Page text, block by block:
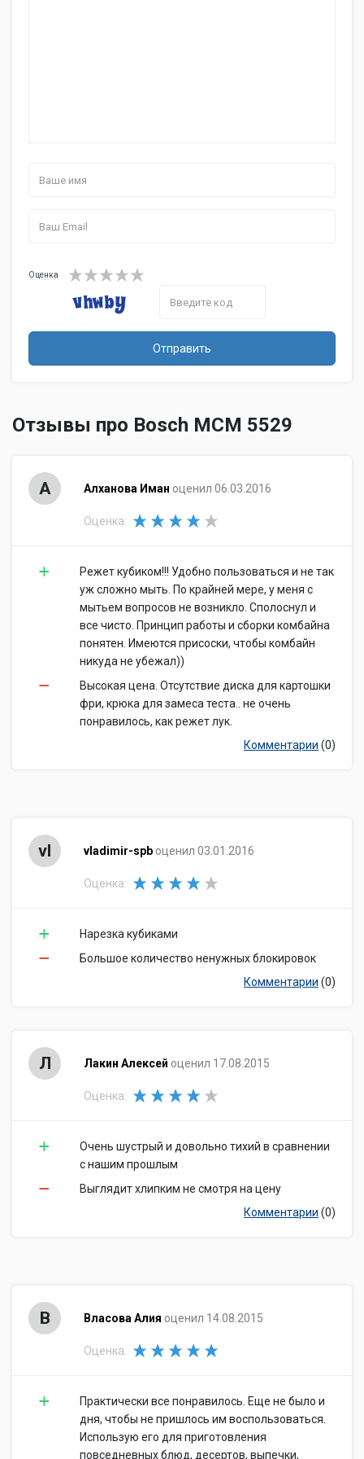
Оценка
Отправить
Отзывы про Bosch MCM 5529
А Алханова Иман оценил 06.03.2016
Оценка:
Режет кубиком!!! Удобно пользоваться и не так
уж сложно мыть. По крайней мере, у меня с
мытьем вопросов не возникло. Сполоснул и
все чисто. Принцип работы и сборки комбайна
понятен. Имеются присоски, чтобы комбайн
никуда не убежал))
Высокая цена. Отсутствие диска для картошки
фри, крюка для замеса теста.. не очень
понравилось, как режет лук.
Комментарии (0)
vl vladimir-spb оценил 03.01.2016
Оценка:
Нарезка кубиками
Большое количество ненужных блокировок
Комментарии (0)
Л Лакин Алексей оценил 17.08.2015
Оценка:
Очень шустрый и довольно тихий в сравнении
с нашим прошлым
Выглядит хлипким не смотря на цену
Комментарии (0)
В Власова Алия оценил 14.08.2015
Оценка:
Практически все понравилось. Еще не было и
дня, чтобы не пришлось им воспользоваться.
Использую его для приготовления
повседневных блюд, десертов, выпечки,